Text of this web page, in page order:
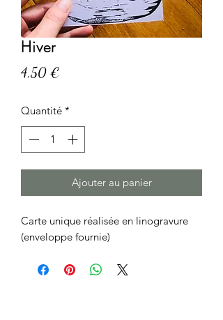
Hiver
4,50 €
Quantité *
Ajouter au panier
Carte unique réalisée en linogravure
(enveloppe fournie)